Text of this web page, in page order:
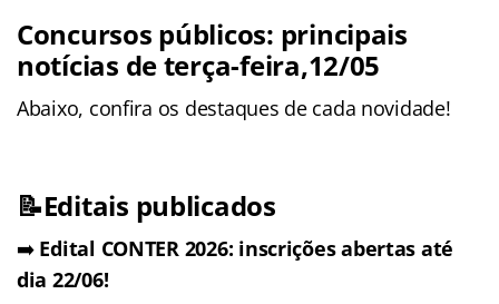
Concursos públicos: principais
notícias de terça-feira,12/05
Abaixo, confira os destaques de cada novidade!
📝Editais publicados
➡️ Edital CONTER 2026: inscrições abertas até
dia 22/06!